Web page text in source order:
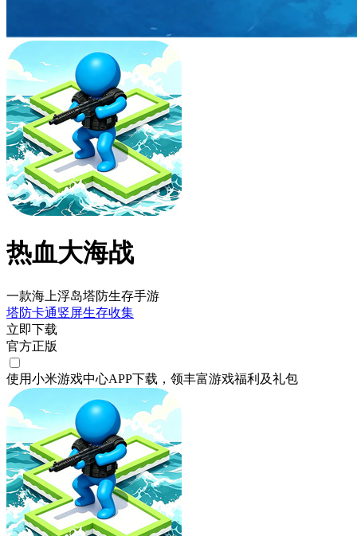
热血大海战
一款海上浮岛塔防生存手游
塔防卡通竖屏生存收集
立即下载
官方正版
使用小米游戏中心APP下载 ，领丰富游戏福利 及礼包